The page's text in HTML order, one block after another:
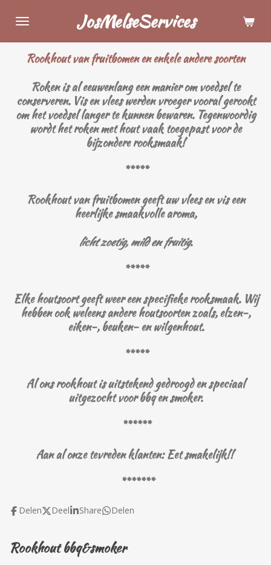
direct
naar
JosMelseServices
Rookhout van fruitbomen en enkele andere soorten
Roken is al eeuwenlang een manier om voedsel te
conserveren. Vis en vlees werden vroeger vooral gerookt
om het voedsel langer te kunnen bewaren. Tegenwoordig
wordt het roken met hout vaak toegepast voor de
bijzondere rooksmaak!
*****
Rookhout van fruitbomen geeft uw vlees en vis een
heerlijke smaakvolle aroma,
licht zoetig, mild en fruitig.
*****
Elke houtsoort geeft weer een specifieke rooksmaak. Wij
hebben ook weleens andere houtsoorten zoals, elzen-,
eiken-, beuken- en wilgenhout.
*****
Al ons rookhout is uitstekend gedroogd en speciaal
uitgezocht voor bbq en smoker.
******
Aan al onze tevreden klanten: Eet smakelijk!!
*******
Delen Deel Share Delen
Rookhout bbq&smoker